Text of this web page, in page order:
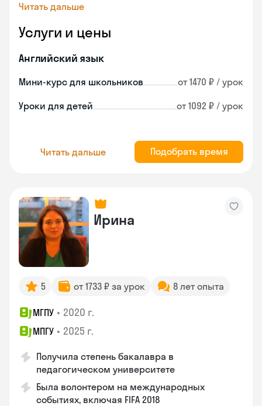
Читать дальше
Услуги и цены
Английский язык
Мини-курс для школьников от 1470 ₽ / урок
Уроки для детей от 1092 ₽ / урок
Читать дальше Подобрать время
Ирина
5 от 1733 ₽ за урок 8 лет опыта
МГПУ • 2020 г.
МПГУ • 2025 г.
Получила степень бакалавра в
педагогическом университете
Была волонтером на международных
событиях, включая FIFA 2018